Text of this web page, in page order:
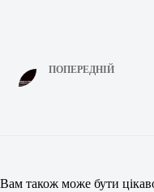
ПОПЕРЕДНІЙ
Вам також може бути